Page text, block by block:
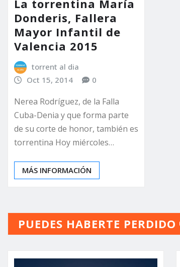
La torrentina María
Donderis, Fallera
Mayor Infantil de
Valencia 2015
torrent al dia
Oct 15, 2014
0
Nerea Rodríguez, de la Falla
Cuba-Denia y que forma parte
de su corte de honor, también es
torrentina Hoy miércoles…
MÁS INFORMACIÓN
PUEDES HABERTE PERDIDO